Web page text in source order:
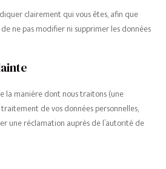
clairement qui vous êtes, afin que
ne pas modifier ni supprimer les données
la manière dont nous traitons (une
de vos données personnelles,
une réclamation auprès de l’autorité de